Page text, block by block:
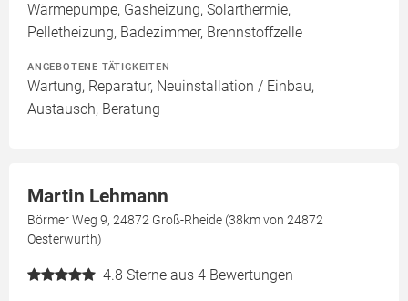
Wärmepumpe, Gasheizung, Solarthermie,
Pelletheizung, Badezimmer, Brennstoffzelle
ANGEBOTENE TÄTIGKEITEN
Wartung, Reparatur, Neuinstallation / Einbau,
Austausch, Beratung
Martin Lehmann
Börmer Weg 9, 24872 Groß-Rheide (38km von 24872
Oesterwurth)
4.8 Sterne aus 4 Bewertungen